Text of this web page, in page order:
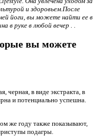
и здоровьем.После
йоги, вы можете найти ее в
в руке в любой вечер . .
вы можете
черная, в виде экстракта, в
и потенциально успешна.
же году также показывают,
подагры.